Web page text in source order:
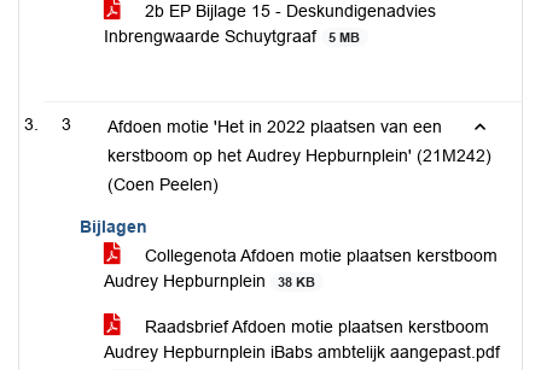
2b EP Bijlage 15 - Deskundigenadvies
Inbrengwaarde Schuytgraaf
5 MB
3
Afdoen motie 'Het in 2022 plaatsen van een
kerstboom op het Audrey Hepburnplein' (21M242)
(Coen Peelen)
Bijlagen
Collegenota Afdoen motie plaatsen kerstboom
Audrey Hepburnplein
38 KB
Raadsbrief Afdoen motie plaatsen kerstboom
Audrey Hepburnplein iBabs ambtelijk aangepast.pdf